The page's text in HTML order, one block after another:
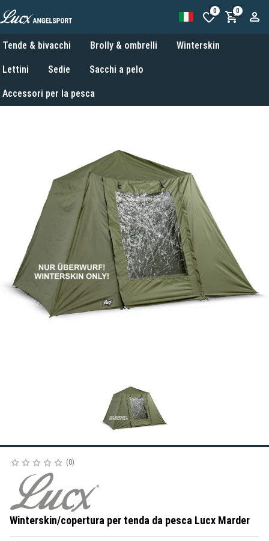
0 0
Tende & bivacchi Brolly & ombrelli Winterskin
Lettini Sedie Sacchi a pelo
Accessori per la pesca
0
Winterskin/copertura per tenda da pesca Lucx Marder